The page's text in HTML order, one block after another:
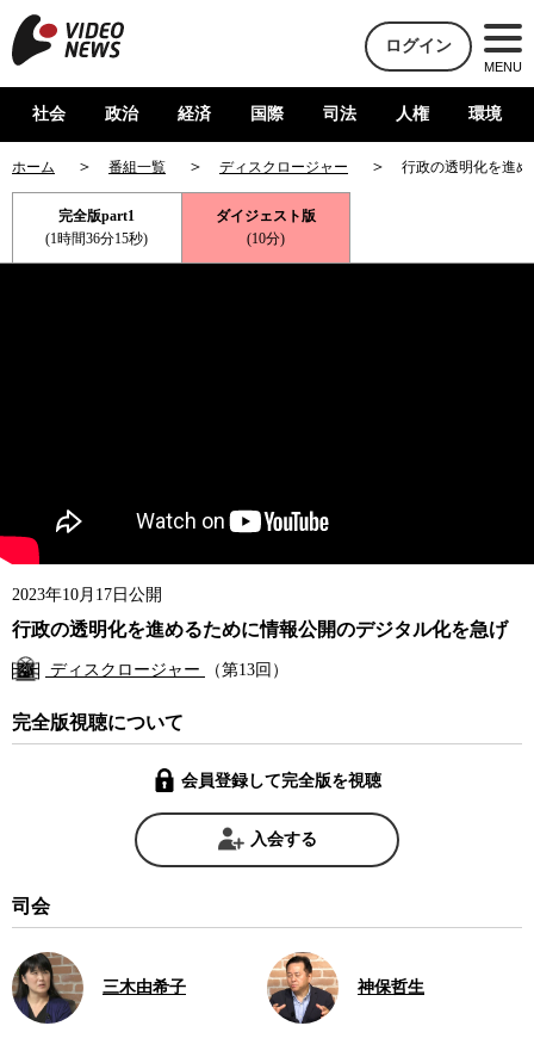
ログイン
MENU
社会 政治 経済 国際 司法 人権 環境
ホーム 番組一覧 ディスクロージャー 行政の透明化を進
完全版part1
(1時間36分15秒)
ダイジェスト版
(10分)
2023年10月17日公開
行政の透明化を進めるために情報公開のデジタル化を急げ
ディスクロージャー （第13回）
完全版視聴について
会員登録して完全版を視聴
入会する
司会
三木由希子 神保哲生